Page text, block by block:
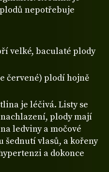
nepotřebuje
velké, baculaté plody
červené) plodí hojně
je léčivá. Listy se
plody mají
ledviny a močové
šednutí vlasů, a kořeny
a dokonce